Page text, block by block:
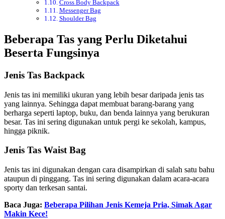
Cross Body Backpack
Messenger Bag
Shoulder Bag
Beberapa Tas yang Perlu Diketahui
Beserta Fungsinya
Jenis Tas Backpack
Jenis tas ini memiliki ukuran yang lebih besar daripada jenis tas
yang lainnya. Sehingga dapat membuat barang-barang yang
berharga seperti laptop, buku, dan benda lainnya yang berukuran
besar. Tas ini sering digunakan untuk pergi ke sekolah, kampus,
hingga piknik.
Jenis Tas Waist Bag
Jenis tas ini digunakan dengan cara disampirkan di salah satu bahu
ataupun di pinggang. Tas ini sering digunakan dalam acara-acara
sporty dan terkesan santai.
Baca Juga: Beberapa Pilihan Jenis Kemeja Pria, Simak Agar
Makin Kece!